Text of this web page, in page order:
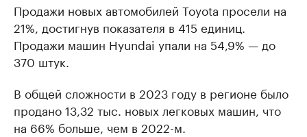
Продажи новых автомобилей Toyota просели на
21%, достигнув показателя в 415 единиц.
Продажи машин Hyundai упали на 54,9% — до
370 штук.
В общей сложности в 2023 году в регионе было
продано 13,32 тыс. новых легковых машин, что
на 66% больше, чем в 2022-м.